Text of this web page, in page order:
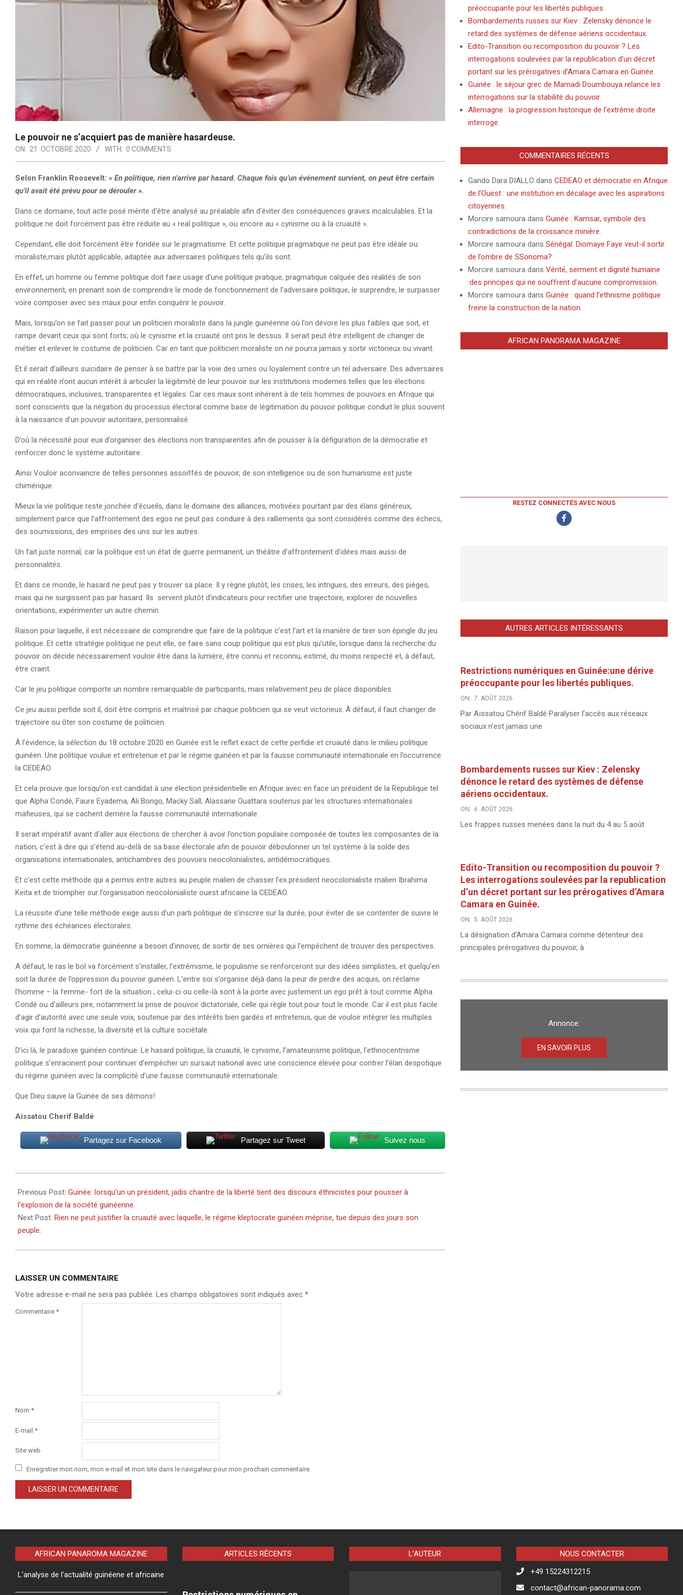
Le pouvoir ne s’acquiert pas de manière hasardeuse.
ON: 21. OCTOBRE 2020 WITH: 0 COMMENTS
Selon Franklin Roosevelt: « En politique, rien n’arrive par hasard. Chaque fois qu’un événement survient, on peut être certain
qu’il avait été prévu pour se dérouler ».
Dans ce domaine, tout acte posé mérite d’être analysé au préalable afin d’éviter des conséquences graves incalculables. Et la
politique ne doit forcément pas être réduite au « real politique », ou encore au « cynisme ou à la cruauté ».
Cependant, elle doit forcément être fondée sur le pragmatisme. Et cette politique pragmatique ne peut pas être idéale ou
moraliste,mais plutôt applicable, adaptée aux adversaires politiques tels qu’ils sont.
En effet, un homme ou femme politique doit faire usage d’une politique pratique, pragmatique calquée des réalités de son
environnement, en prenant soin de comprendre le mode de fonctionnement de l’adversaire politique, le surprendre, le surpasser
voire composer avec ses maux pour enfin conquérir le pouvoir.
Mais, lorsqu’on se fait passer pour un politicien moraliste dans la jungle guinéenne où l’on dévore les plus faibles que soit, et
rampe devant ceux qui sont forts; où le cynisme et la cruauté ont pris le dessus. Il serait peut être intelligent de changer de
métier et enlever le costume de politicien. Car en tant que politicien moraliste on ne pourra jamais y sortir victorieux ou vivant.
Et il serait d’ailleurs suicidaire de penser à se battre par la voie des urnes ou loyalement contre un tel adversaire. Des adversaires
qui en réalité n’ont aucun intérêt à articuler la légitimité de leur pouvoir sur les institutions modernes telles que les élections
démocratiques, inclusives, transparentes et légales. Car ces maux sont inhérent à de tels hommes de pouvoirs en Afrique qui
sont conscients que la négation du processus électoral comme base de légitimation du pouvoir politique conduit le plus souvent
à la naissance d’un pouvoir autoritaire, personnalisé.
D’où la nécessité pour eux d’organiser des élections non transparentes afin de pousser à la défiguration de la démocratie et
renforcer donc le système autoritaire.
Ainsi Vouloir aconvaincre de telles personnes assoiffés de pouvoir, de son intelligence ou de son humanisme est juste
chimérique.
Mieux la vie politique reste jonchée d’écueils, dans le domaine des alliances, motivées pourtant par des élans généreux,
simplement parce que l’affrontement des egos ne peut pas conduire à des ralliements qui sont considérés comme des échecs,
des soumissions, des emprises des uns sur les autres.
Un fait juste normal, car la politique est un état de guerre permanent, un théâtre d’affrontement d’idées mais aussi de
personnalités.
Et dans ce monde, le hasard ne peut pas y trouver sa place. Il y règne plutôt, les crises, les intrigues, des erreurs, des pièges,
mais qui ne surgissent pas par hasard. Ils servent plutôt d’indicateurs pour rectifier une trajectoire, explorer de nouvelles
orientations, expérimenter un autre chemin.
Raison pour laquelle, il est nécessaire de comprendre que faire de la politique c’est l’art et la manière de tirer son épingle du jeu
politique. Et cette stratégie politique ne peut elle, se faire sans coup politique qui est plus qu’utile, lorsque dans la recherche du
pouvoir on décide nécessairement vouloir être dans la lumière, être connu et reconnu, estimé, du moins respecté et, à défaut,
être craint.
Car le jeu politique comporte un nombre remarquable de participants, mais relativement peu de place disponibles.
Ce jeu aussi perfide soit il, doit être compris et maîtrisé par chaque politicien qui se veut victorieux. À défaut, il faut changer de
trajectoire ou ôter son costume de politicien.
À l’évidence, la sélection du 18 octobre 2020 en Guinée est le reflet exact de cette perfidie et cruauté dans le milieu politique
guinéen. Une politique voulue et entretenue et par le régime guinéen et par la fausse communauté internationale en l’occurrence
la CEDEAO.
Et cela prouve que lorsqu’on est candidat à une élection présidentielle en Afrique avec en face un président de la République tel
que Alpha Condé, Faure Eyadema, Ali Bongo, Macky Sall, Alassane Ouattara soutenus par les structures internationales
mafieuses, qui se cachent derrière la fausse communauté internationale.
Il serait impératif avant d’aller aux élections de chercher à avoir l’onction populaire composée de toutes les composantes de la
nation, c’est à dire qui s’étend au-delà de sa base électorale afin de pouvoir déboulonner un tel système à la solde des
organisations internationales, antichambres des pouvoirs neocolonialistes, antidémocratiques.
Et c’est cette méthode qui a permis entre autres au peuple malien de chasser l’ex président neocolonialiste malien Ibrahima
Keita et de triompher sur l’organisation neocolonialiste ouest africaine la CEDEAO.
La réussite d’une telle méthode exige aussi d’un parti politique de s’inscrire sur la durée, pour éviter de se contenter de suivre le
rythme des échéances électorales.
En somme, la démocratie guinéenne a besoin d’innover, de sortir de ses ornières qui l’empêchent de trouver des perspectives.
A défaut, le ras le bol va forcément s’installer, l’extrémisme, le populisme se renforceront sur des idées simplistes, et quelqu’en
soit la durée de l’oppression du pouvoir guinéen. L’entre soi s’organise déjà dans la peur de perdre des acquis, on réclame
l’homme – la femme- fort de la situation ; celui-ci ou celle-là sont à la porte avec justement un ego prêt à tout comme Alpha
Condé ou d’ailleurs pire, notamment la prise de pouvoir dictatoriale, celle qui règle tout pour tout le monde. Car il est plus facile
d’agir d’autorité avec une seule voix, soutenue par des intérêts bien gardés et entretenus, que de vouloir intégrer les multiples
voix qui font la richesse, la diversité et la culture sociétale.
D’ici là, le paradoxe guinéen continue. Le hasard politique, la cruauté, le cynisme, l’amateurisme politique, l’ethnocentrisme
politique s’enracinent pour continuer d’empêcher un sursaut national avec une conscience élevée pour contrer l’élan despotique
du régime guinéen avec la complicité d’une fausse communauté internationale.
Que Dieu sauve la Guinée de ses démons!
Aissatou Cherif Baldé
Partagez sur Facebook Partagez sur Tweet Suivez nous
10-
21
Previous Post: Guinée: lorsqu’un un président, jadis chantre de la liberté tient des discours éthnicistes pour pousser à
l’explosion de la société guinéenne.
Next Post: Rien ne peut justifier la cruauté avec laquelle, le régime kleptocrate guinéen méprise, tue depuis des jours son
peuple.
LAISSER UN COMMENTAIRE
Votre adresse e-mail ne sera pas publiée. Les champs obligatoires sont indiqués avec *
Commentaire *
Nom *
E-mail *
Site web
Enregistrer mon nom, mon e-mail et mon site dans le navigateur pour mon prochain commentaire.
préoccupante pour les libertés publiques.
Bombardements russes sur Kiev : Zelensky dénonce le
retard des systèmes de défense aériens occidentaux.
Edito-Transition ou recomposition du pouvoir ? Les
interrogations soulevées par la republication d’un décret
portant sur les prérogatives d’Amara Camara en Guinée.
Guinée : le séjour grec de Mamadi Doumbouya relance les
interrogations sur la stabilité du pouvoir.
Allemagne : la progression historique de l’extrême droite
interroge.
COMMENTAIRES RÉCENTS
Gando Dara DIALLO dans CEDEAO et démocratie en Afrique
de l’Ouest : une institution en décalage avec les aspirations
citoyennes.
Morcire samoura dans Guinée : Kamsar, symbole des
contradictions de la croissance minière.
Morcire samoura dans Sénégal: Diomaye Faye veut-il sortir
de l’ombre de SSonoma?
Morcire samoura dans Vérité, serment et dignité humaine
:des principes qui ne souffrent d’aucune compromission.
Morcire samoura dans Guinée : quand l’ethnisme politique
freine la construction de la nation.
AFRICAN PANORAMA MAGAZINE
RESTEZ CONNECTÉS AVEC NOUS
AUTRES ARTICLES INTÉRESSANTS
Restrictions numériques en Guinée:une dérive
préoccupante pour les libertés publiques.
ON: 7. AOÛT 2026
Par Aïssatou Chérif Baldé Paralyser l’accès aux réseaux
sociaux n’est jamais une
Bombardements russes sur Kiev : Zelensky
dénonce le retard des systèmes de défense
aériens occidentaux.
ON: 6. AOÛT 2026
Les frappes russes menées dans la nuit du 4 au 5 août
Edito-Transition ou recomposition du pouvoir ?
Les interrogations soulevées par la republication
d’un décret portant sur les prérogatives d’Amara
Camara en Guinée.
ON: 5. AOÛT 2026
La désignation d’Amara Camara comme détenteur des
principales prérogatives du pouvoir, à
Annonce:
EN SAVOIR PLUS
AFRICAN PANAROMA MAGAZINE
L'analyse de l'actualité guinéene et africaine
ARTICLES RÉCENTS L’AUTEUR
NOUS CONTACTER
+49 15224312215
contact@african-panorama.com